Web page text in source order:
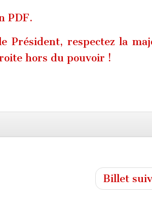
PDF.
Président, respectez la
hors du pouvoir !
Billet